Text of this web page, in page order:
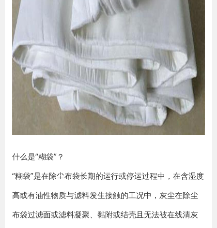
什么是“糊袋”？
“糊袋”是在除尘布袋长期的运行或停运过程中，在含湿度
高或有油性物质与滤料发生接触的工况中，灰尘在除尘
布袋过滤面或滤料凝聚、黏附或结壳且无法被在线清灰